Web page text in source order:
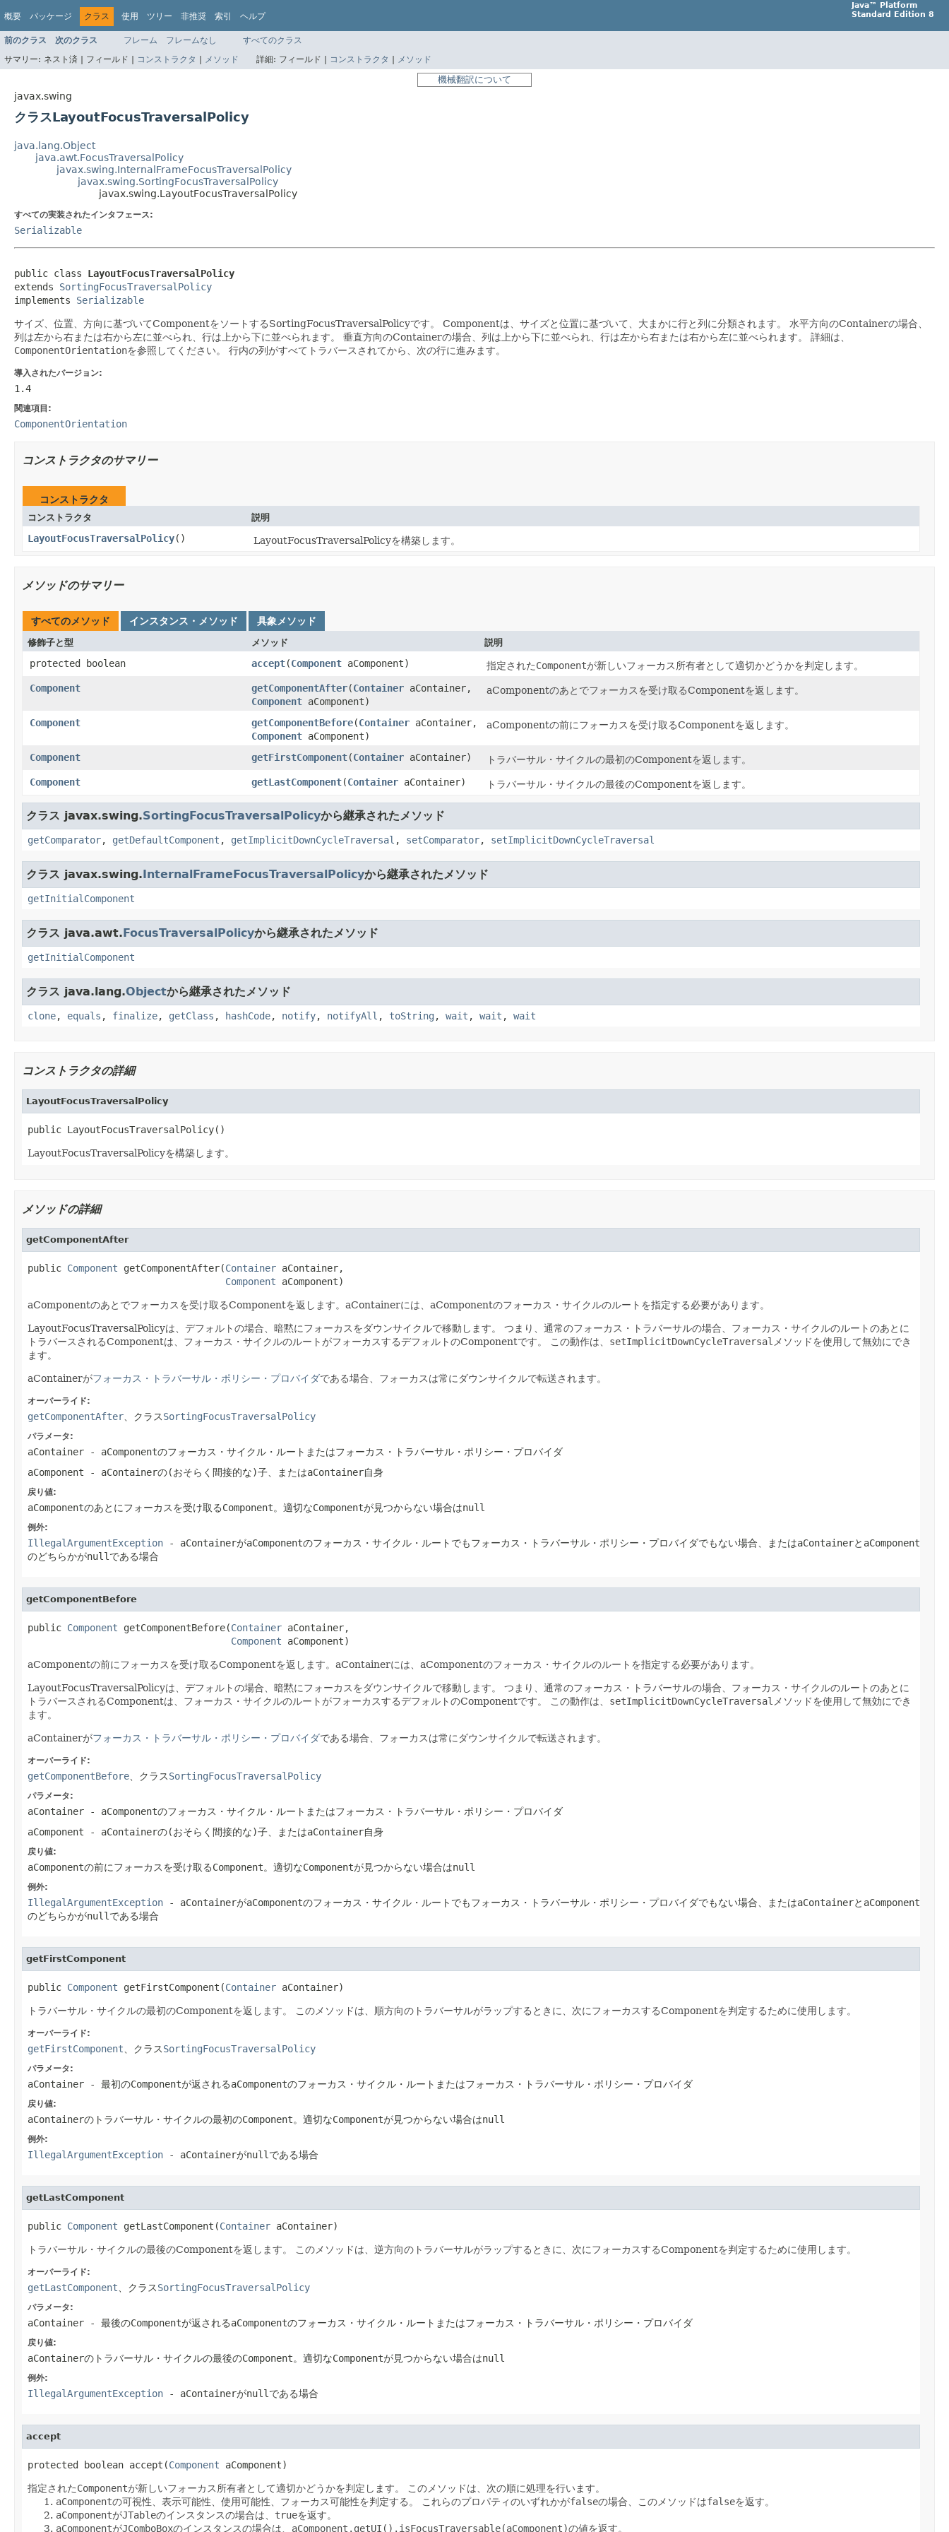
概要 パッケージ クラス 使用 ツリー 非推奨 索引 ヘルプ
Java™ Platform
Standard Edition 8
前のクラス 次のクラス フレーム フレームなし
すべてのクラス
サマリー: ネスト済 | フィールド | コンストラクタ | メソッド 詳細: フィールド | コンストラクタ | メソッド
機械翻訳について
javax.swing
クラスLayoutFocusTraversalPolicy
java.lang.Object
java.awt.FocusTraversalPolicy
javax.swing.InternalFrameFocusTraversalPolicy
javax.swing.SortingFocusTraversalPolicy
javax.swing.LayoutFocusTraversalPolicy
すべての実装されたインタフェース:
Serializable
public class LayoutFocusTraversalPolicy
extends SortingFocusTraversalPolicy
implements Serializable
サイズ、位置、方向に基づいてComponentをソートするSortingFocusTraversalPolicyです。 Componentは、サイズと位置に基づいて、大まかに行と列に分類されます。
水平方向のContainerの場合、
列は左から右または右から左に並べられ、行は上から下に並べられます。
垂直方向のContainerの場合、列は上から下に並べられ、行は左から右または右から左に並べられます。
詳細は、
ComponentOrientationを参照してください。 行内の列がすべてトラバースされてから、次の行に進みます。
導入されたバージョン:
1.4
関連項目:
ComponentOrientation
コンストラクタのサマリー
コンストラクタ
コンストラクタ 説明
LayoutFocusTraversalPolicy() LayoutFocusTraversalPolicyを構築します。
メソッドのサマリー
すべてのメソッド インスタンス・メソッド 具象メソッド
修飾子と型 メソッド 説明
protected boolean accept(Component aComponent) 指定されたComponentが新しいフォーカス所有者として適切かどうかを判定します。
Component
getComponentAfter(Container aContainer,
Component aComponent)
aComponentのあとでフォーカスを受け取るComponentを返します。
Component getComponentBefore(Container aContainer,
Component aComponent)
aComponentの前にフォーカスを受け取るComponentを返します。
Component getFirstComponent(Container aContainer)
トラバーサル・サイクルの最初のComponentを返します。
Component
getLastComponent(Container aContainer) トラバーサル・サイクルの最後のComponentを返します。
クラス javax.swing.SortingFocusTraversalPolicyから継承されたメソッド
getComparator, getDefaultComponent , getImplicitDownCycleTraversal , setComparator, setImplicitDownCycleTraversal
クラス javax.swing.InternalFrameFocusTraversalPolicyから継承されたメソッド
getInitialComponent
クラス java.awt.FocusTraversalPolicyから継承されたメソッド
getInitialComponent
クラス java.lang.Objectから継承されたメソッド
clone, equals , finalize, getClass , hashCode, notify, notifyAll , toString , wait , wait , wait
コンストラクタの詳細
LayoutFocusTraversalPolicy
public LayoutFocusTraversalPolicy()
LayoutFocusTraversalPolicyを構築します。
メソッドの詳細
getComponentAfter
public Component getComponentAfter(Container aContainer,
Component aComponent)
aComponentのあとでフォーカスを受け取るComponentを返します。aContainerには、aComponentのフォーカス・サイクルのルートを指定する必要があります。
LayoutFocusTraversalPolicyは、デフォルトの場合、暗黙にフォーカスをダウンサイクルで移動します。
つまり、通常のフォーカス・トラバーサルの場合、フォーカス・サイクルのルートのあとに
トラバースされるComponentは、フォーカス・サイクルのルートがフォーカスするデフォルトのComponentです。
この動作は、 setImplicitDownCycleTraversal メソッドを使用して無効にでき
ます。
aContainerがフォーカス・トラバーサル・ポリシー・プロバイダである場合、フォーカスは常にダウンサイクルで転送されます。
オーバーライド:
getComponentAfter 、クラスSortingFocusTraversalPolicy
パラメータ:
aContainer - aComponentのフォーカス・サイクル・ルートまたはフォーカス・トラバーサル・ポリシー・プロバイダ
aComponent - aContainerの(おそらく間接的な)子、またはaContainer自身
戻り値:
aComponentのあとにフォーカスを受け取るComponent。適切なComponentが見つからない場合はnull
例外:
IllegalArgumentException - aContainerがaComponentのフォーカス・サイクル・ルートでもフォーカス・トラバーサル・ポリシー・プロバイダでもない場合、またはaContainerとaComponent
のどちらかがnullである場合
getComponentBefore
public Component getComponentBefore(Container aContainer,
Component aComponent)
aComponentの前にフォーカスを受け取るComponentを返します。aContainerには、aComponentのフォーカス・サイクルのルートを指定する必要があります。
LayoutFocusTraversalPolicyは、デフォルトの場合、暗黙にフォーカスをダウンサイクルで移動します。
つまり、通常のフォーカス・トラバーサルの場合、フォーカス・サイクルのルートのあとに
トラバースされるComponentは、フォーカス・サイクルのルートがフォーカスするデフォルトのComponentです。
この動作は、 setImplicitDownCycleTraversal メソッドを使用して無効にでき
ます。
aContainerがフォーカス・トラバーサル・ポリシー・プロバイダである場合、フォーカスは常にダウンサイクルで転送されます。
オーバーライド:
getComponentBefore 、クラスSortingFocusTraversalPolicy
パラメータ:
aContainer - aComponentのフォーカス・サイクル・ルートまたはフォーカス・トラバーサル・ポリシー・プロバイダ
aComponent - aContainerの(おそらく間接的な)子、またはaContainer自身
戻り値:
aComponentの前にフォーカスを受け取るComponent。適切なComponentが見つからない場合はnull
例外:
IllegalArgumentException - aContainerがaComponentのフォーカス・サイクル・ルートでもフォーカス・トラバーサル・ポリシー・プロバイダでもない場合、またはaContainerとaComponent
のどちらかがnullである場合
getFirstComponent
public Component getFirstComponent(Container aContainer)
トラバーサル・サイクルの最初のComponentを返します。 このメソッドは、順方向のトラバーサルがラップするときに、次にフォーカスするComponentを判定するために使用します。
オーバーライド:
getFirstComponent 、クラスSortingFocusTraversalPolicy
パラメータ:
aContainer - 最初のComponentが返されるaComponentのフォーカス・サイクル・ルートまたはフォーカス・トラバーサル・ポリシー・プロバイダ
戻り値:
aContainerのトラバーサル・サイクルの最初のComponent。適切なComponentが見つからない場合はnull
例外:
IllegalArgumentException - aContainerがnullである場合
getLastComponent
public Component getLastComponent(Container aContainer)
トラバーサル・サイクルの最後のComponentを返します。 このメソッドは、逆方向のトラバーサルがラップするときに、次にフォーカスするComponentを判定するために使用します。
オーバーライド:
getLastComponent 、クラスSortingFocusTraversalPolicy
パラメータ:
aContainer - 最後のComponentが返されるaComponentのフォーカス・サイクル・ルートまたはフォーカス・トラバーサル・ポリシー・プロバイダ
戻り値:
aContainerのトラバーサル・サイクルの最後のComponent。適切なComponentが見つからない場合はnull
例外:
IllegalArgumentException - aContainerがnullである場合
accept
protected boolean accept(Component aComponent)
指定されたComponentが新しいフォーカス所有者として適切かどうかを判定します。
このメソッドは、次の順に処理を行います。
aComponentの可視性、表示可能性、使用可能性、フォーカス可能性を判定する。 これらのプロパティのいずれかがfalseの場合、このメソッドはfalseを返す。
aComponentがJTableのインスタンスの場合は、 trueを返す。
aComponentがJComboBoxのインスタンスの場合は、 aComponent.getUI().isFocusTraversable(aComponent)の値を返す。